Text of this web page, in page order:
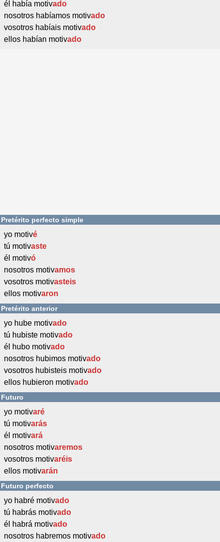
él había motivado
nosotros habíamos motivado
vosotros habíais motivado
ellos habían motivado
Pretérito perfecto simple
yo motivé
tú motivaste
él motivó
nosotros motivamos
vosotros motivasteis
ellos motivaron
Pretérito anterior
yo hube motivado
tú hubiste motivado
él hubo motivado
nosotros hubimos motivado
vosotros hubisteis motivado
ellos hubieron motivado
Futuro
yo motivaré
tú motivarás
él motivará
nosotros motivaremos
vosotros motivaréis
ellos motivarán
Futuro perfecto
yo habré motivado
tú habrás motivado
él habrá motivado
nosotros habremos motivado